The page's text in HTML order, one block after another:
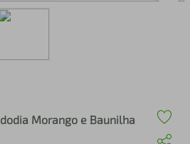
Morango e Baunilha